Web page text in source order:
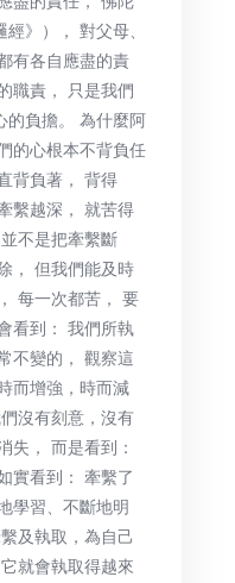
》）， 對父母、
有各自應盡的責
職責， 只是我們
為什麼阿
的心根本不背負任
背負著， 背得
繫越深， 就苦得
， 但我們能及時
每一次都苦， 要
不變的， 觀察這
而增強，時而減
沒有刻意，沒有
失， 而是看到：
學習、不斷地明
及執取，為自己
就會執取得越來